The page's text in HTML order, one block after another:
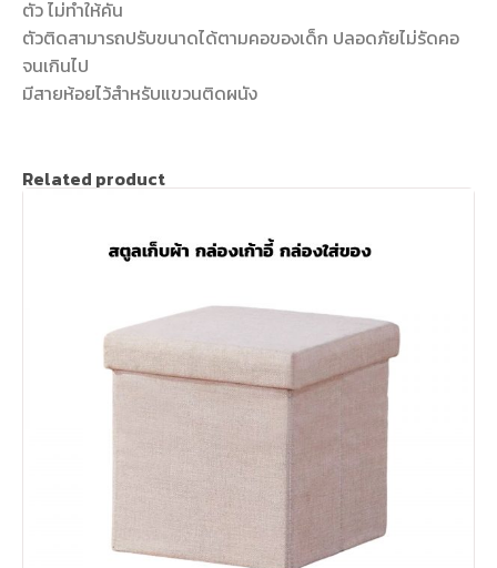
ตัว ไม่ทำให้คัน
ตัวติดสามารถปรับขนาดได้ตามคอของเด็ก ปลอดภัยไม่รัดคอ
จนเกินไป
มีสายห้อยไว้สำหรับแขวนติดผนัง
Related product